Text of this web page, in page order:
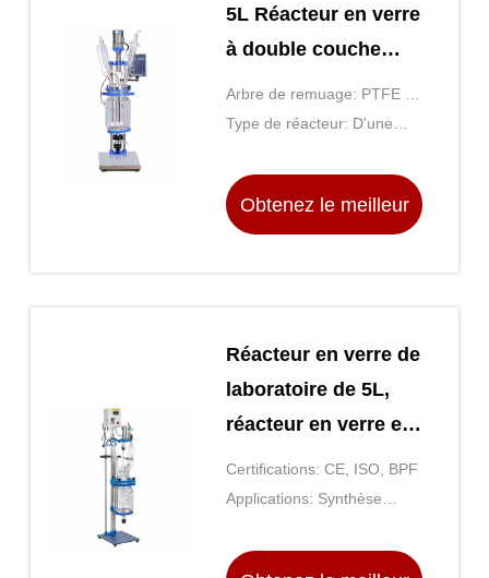
5L Réacteur en verre
à double couche
pour laboratoire
Arbre de remuage: PTFE a
enduit
Type de réacteur: D'une
Obtenez le meilleur
Réacteur en verre de
laboratoire de 5L,
réacteur en verre en
jaquette
Certifications: CE, ISO, BPF
Applications: Synthèse
cristallisation, etc.